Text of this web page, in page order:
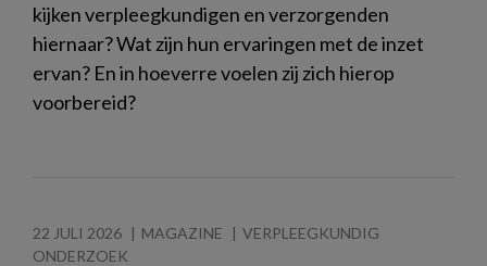
kijken verpleegkundigen en verzorgenden
hiernaar? Wat zijn hun ervaringen met de inzet
ervan? En in hoeverre voelen zij zich hierop
voorbereid?
22 JULI 2026 MAGAZINE
VERPLEEGKUNDIG
ONDERZOEK